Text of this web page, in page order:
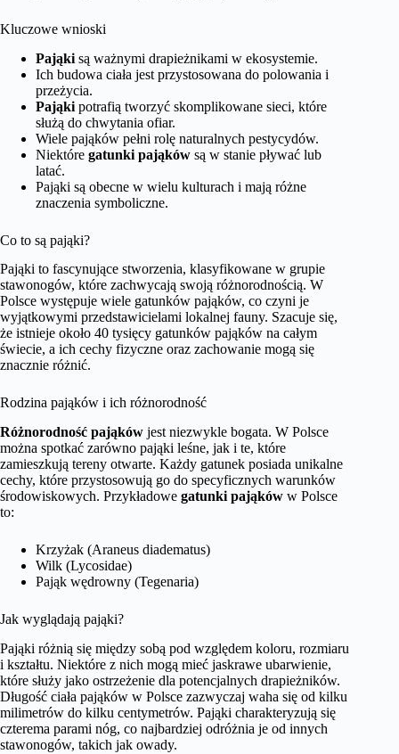
Kluczowe wnioski
Pająki są ważnymi drapieżnikami w ekosystemie.
Ich budowa ciała jest przystosowana do polowania i
przeżycia.
Pająki potrafią tworzyć skomplikowane sieci, które
służą do chwytania ofiar.
Wiele pająków pełni rolę naturalnych pestycydów.
Niektóre gatunki pająków są w stanie pływać lub
latać.
Pająki są obecne w wielu kulturach i mają różne
znaczenia symboliczne.
Co to są pająki?
Pająki to fascynujące stworzenia, klasyfikowane w grupie
stawonogów, które zachwycają swoją różnorodnością. W
Polsce występuje wiele gatunków pająków, co czyni je
wyjątkowymi przedstawicielami lokalnej fauny. Szacuje się,
że istnieje około 40 tysięcy gatunków pająków na całym
świecie, a ich cechy fizyczne oraz zachowanie mogą się
znacznie różnić.
Rodzina pająków i ich różnorodność
Różnorodność pająków jest niezwykle bogata. W Polsce
można spotkać zarówno pająki leśne, jak i te, które
zamieszkują tereny otwarte. Każdy gatunek posiada unikalne
cechy, które przystosowują go do specyficznych warunków
środowiskowych. Przykładowe gatunki pająków w Polsce
to:
Krzyżak (Araneus diadematus)
Wilk (Lycosidae)
Pająk wędrowny (Tegenaria)
Jak wyglądają pająki?
Pająki różnią się między sobą pod względem koloru, rozmiaru
i kształtu. Niektóre z nich mogą mieć jaskrawe ubarwienie,
które służy jako ostrzeżenie dla potencjalnych drapieżników.
Długość ciała pająków w Polsce zazwyczaj waha się od kilku
milimetrów do kilku centymetrów. Pająki charakteryzują się
czterema parami nóg, co najbardziej odróżnia je od innych
stawonogów, takich jak owady.